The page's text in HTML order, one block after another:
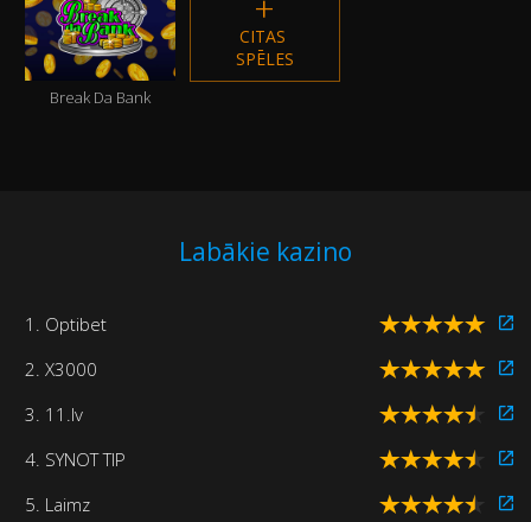
Break Da Bank
CITAS
SPĒLES
Labākie kazino
1. Optibet
2. X3000
3. 11.lv
4. SYNOT TIP
5. Laimz